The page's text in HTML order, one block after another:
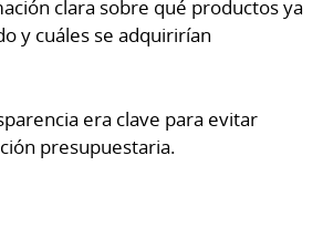
clara sobre qué productos ya
y cuáles se adquirirían
era clave para evitar
presupuestaria.